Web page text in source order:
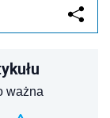
ważna